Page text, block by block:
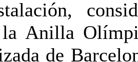
Anilla
de